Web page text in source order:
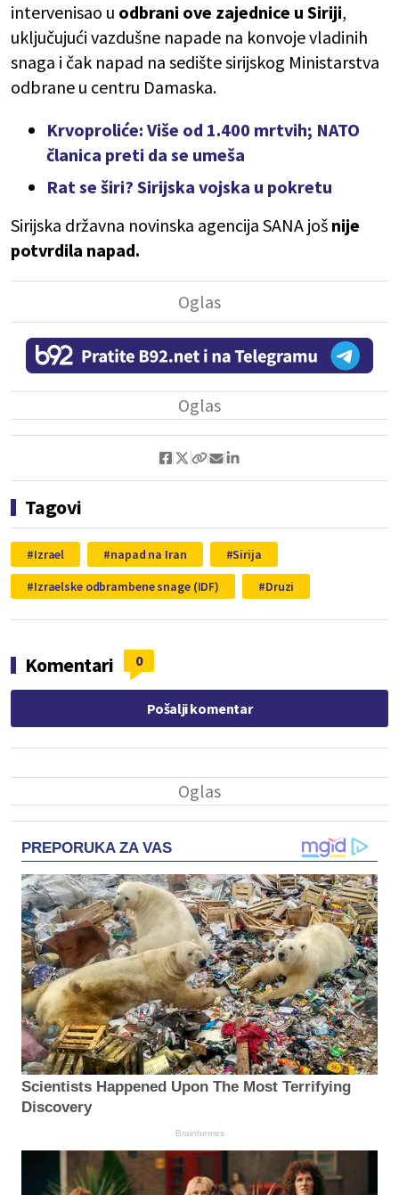
intervenisao u odbrani ove zajednice u Siriji,
uključujući vazdušne napade na konvoje vladinih
snaga i čak napad na sedište sirijskog Ministarstva
odbrane u centru Damaska.
Krvoproliće: Više od 1.400 mrtvih; NATO
članica preti da se umeša
Rat se širi? Sirijska vojska u pokretu
Sirijska državna novinska agencija SANA još nije
potvrdila napad.
Tagovi
Izrael napad na Iran
Sirija
Izraelske odbrambene snage (IDF)
Druzi
Komentari 0
Pošalji komentar
PREPORUKA ZA VAS
Scientists Happened Upon The Most Terrifying
Discovery
Brainberries